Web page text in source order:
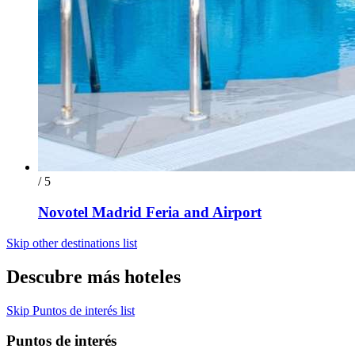
/ 5
Novotel Madrid Feria and Airport
Skip other destinations list
Descubre más hoteles
Skip Puntos de interés list
Puntos de interés